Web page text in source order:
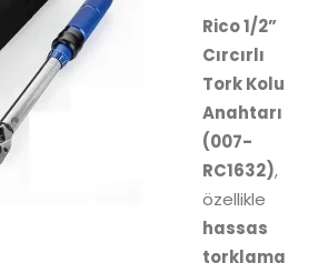
Rico 1/2”
Cırcırlı
Tork Kolu
Anahtarı
(007-
RC1632),
özellikle
hassas
torklama